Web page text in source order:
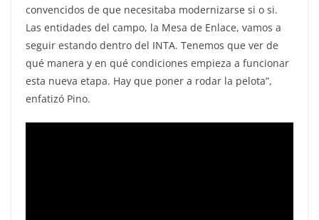
convencidos de que necesitaba modernizarse si o si.
Las entidades del campo, la Mesa de Enlace, vamos a
seguir estando dentro del INTA. Tenemos que ver de
qué manera y en qué condiciones empieza a funcionar
esta nueva etapa. Hay que poner a rodar la pelota”,
enfatizó Pino.